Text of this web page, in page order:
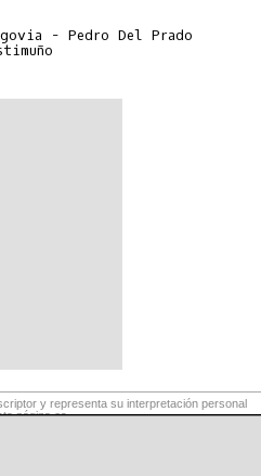
- Pedro Del Prado
y representa su interpretación personal
página es